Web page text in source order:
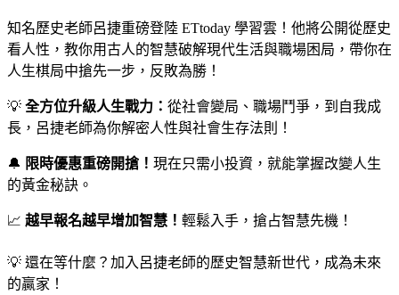
知名歷史老師呂捷重磅登陸 ETtoday 學習雲！​ 他將公開從歷史
看人性，教你用古人的智慧破解現代生活與職場困局，帶你在
人生棋局中搶先一步，反敗為勝！
💡 全方位升級人生戰力： 從社會變局、職場鬥爭，到自我成
長，呂捷老師為你解密人性與社會生存法則！
🔔 限時優惠重磅開搶！ 現在只需小投資，就能掌握改變人生
的黃金秘訣。
📈 越早報名越早增加智慧！ 輕鬆入手，搶占智慧先機！
💡 還在等什麼？加入呂捷老師的歷史智慧新世代，成為未來
的贏家！